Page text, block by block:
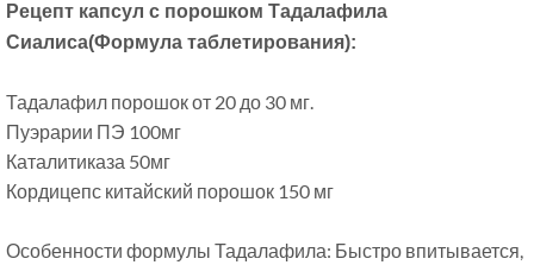
Рецепт капсул с порошком Тадалафила
Сиалиса(Формула таблетирования):
Тадалафил порошок от 20 до 30 мг.
Пуэрарии ПЭ 100мг
Каталитиказа 50мг
Кордицепс китайский порошок 150 мг
Особенности формулы Тадалафила: Быстро впитывается,